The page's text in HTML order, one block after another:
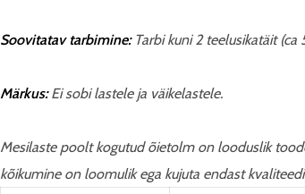
Soovitatav tarbimine:Tarbi kuni 2 teelusikatäit (ca
Märkus:Ei sobi lastele ja väikelastele.
Mesilaste poolt kogutud õietolm on looduslik
kõikumine on loomulik ega kujuta endast